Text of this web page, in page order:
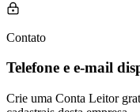
Contato
Telefone e e-mail
Crie uma Conta Leitor